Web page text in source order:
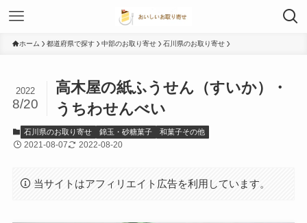
ホーム 都道府県で探す 中部のお取り寄せ 石川県のお取り寄せ
高木屋の紙ふうせん（すいか）・
うちわせんべい
2022
8/20
石川県のお取り寄せ 錦玉・砂糖菓子 和菓子その他
2021-08-07 2022-08-20
当サイトはアフィリエイト広告を利用しています。